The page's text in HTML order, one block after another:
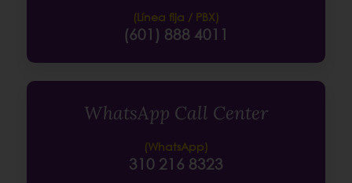
(Línea fija / PBX)
(601) 888 4011
WhatsApp Call Center
(WhatsApp)
310 216 8323